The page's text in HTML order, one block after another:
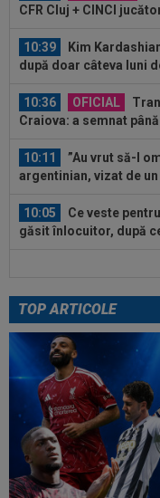
CFR Cluj + CINCI
10:39
Kim
după doar câteva luni
10:36 OFICIAL
Craiova: a semnat
10:11
”Au vrut să-l
argentinian, vizat de
10:05
Ce veste
găsit înlocuitor, după
Gata: făcut
11:10
Galatasaray
Trabzonspor l-a luat pe
10:55 LIVE VIDEO
0, ACUM, pe Digi
10:51 EXCLUSIV
CFR Cluj + CINCI
10:39
Kim
TOP ARTICOLE